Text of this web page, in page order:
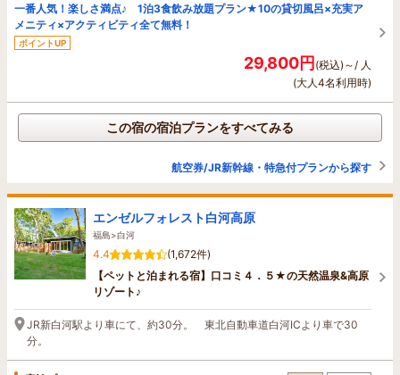
一番人気！楽しさ満点♪ 1泊3食飲み放題プラン★10の貸切風呂×充実ア
メニティ×アクティビティ全て無料！
ポイントUP
29,800円(税込)～/ 人
(大人4名利用時)
この宿の宿泊プランをすべてみる
航空券/JR新幹線・特急付プランから探す
エンゼルフォレスト白河高原
福島>白河
4.4
(1,672件)
【ペットと泊まれる宿】口コミ４．５★の天然温泉&高原
リゾート♪
JR新白河駅より車にて、約30分。 東北自動車道白河ICより車で30
分。